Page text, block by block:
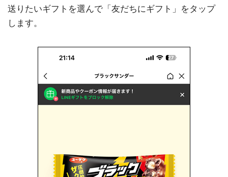
送りたいギフトを選んで「友だちにギフト」をタップ
します。